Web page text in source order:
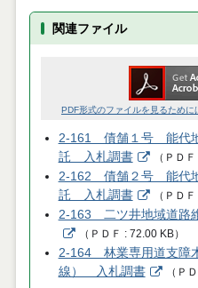
関連ファイル
PDF形式のファイルを見るため
2-161 債舗１号 能代地
託 入札調書
（ ＰＤＦ
2-162 債舗２号 能代
託 入札調書
（ ＰＤＦ
2-163 二ツ井地域道路
（ ＰＤＦ 72.00 KB）
2-164 林業専用道支障
線） 入札調書
（ Ｐ